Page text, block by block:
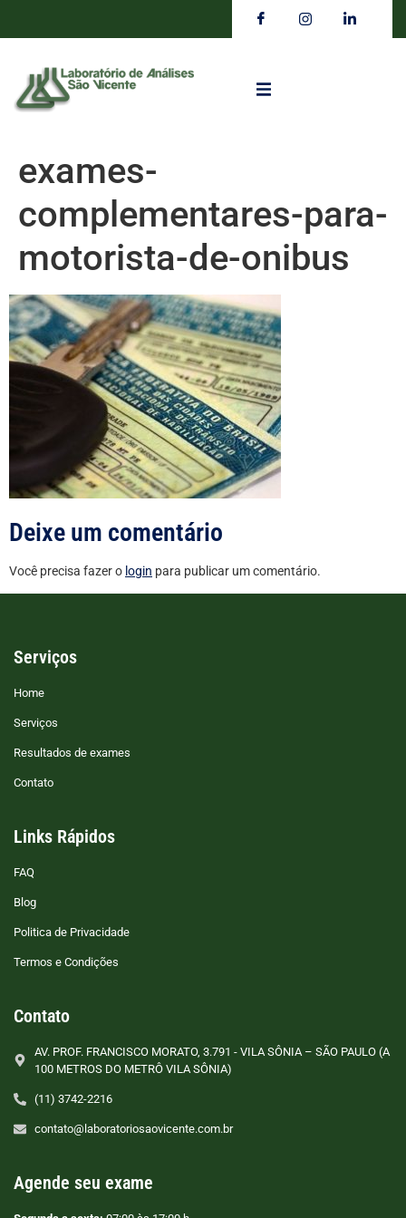
exames-
complementares-para-
motorista-de-onibus
Deixe um comentário
Você precisa fazer o login para publicar um comentário.
Serviços
Home
Serviços
Resultados de exames
Contato
Links Rápidos
FAQ
Blog
Politica de Privacidade
Termos e Condições
Contato
AV. PROF. FRANCISCO MORATO, 3.791 - VILA SÔNIA – SÃO PAULO (A
100 METROS DO METRÔ VILA SÔNIA)
(11) 3742-2216
contato@laboratoriosaovicente.com.br
Agende seu exame